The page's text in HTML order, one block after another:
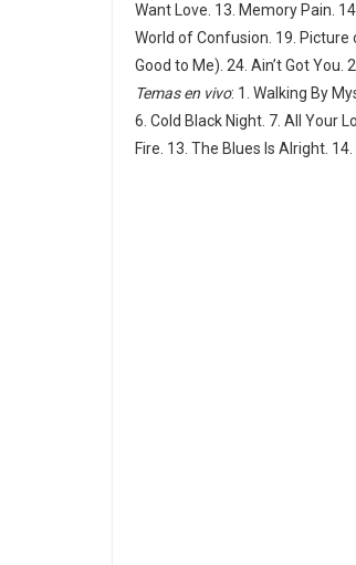
Want Love. 13. Memory Pain.
World of Confusion. 19. Picture
Good to Me). 24. Ain’t Got You.
Temas en vivo: 1. Walking By
6. Cold Black Night. 7. All Your
Fire. 13. The Blues Is Alright.